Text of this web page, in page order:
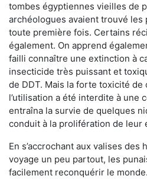
tombes égyptiennes vieilles de
archéologues avaient trouvé les
toute première fois. Certains
également. On apprend
failli connaître une extinction à
insecticide très puissant et
de DDT. Mais la forte toxicité de
l’utilisation a été interdite à une
entraîna la survie de quelques
conduit à la prolifération de leur
En s’accrochant aux valises des
voyage un peu partout, les
facilement reconquérir le